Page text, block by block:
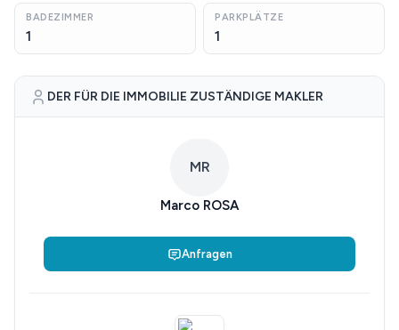
BADEZIMMER
1
PARKPLÄTZE
1
DER FÜR DIE IMMOBILIE ZUSTÄNDIGE MAKLER
MR
Marco ROSA
Anfragen